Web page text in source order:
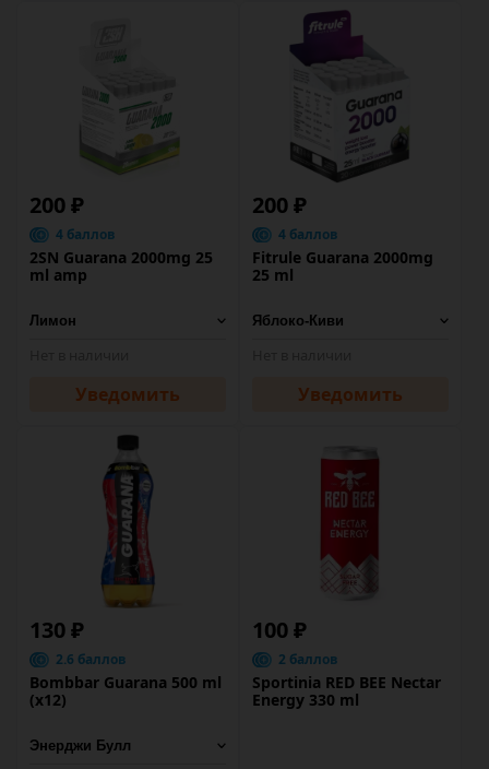
200 ₽
4 баллов
2SN Guarana 2000mg 25
ml amp
Уведомить
200 ₽
4 баллов
Fitrule Guarana 2000mg
25 ml
Уведомить
130 ₽
2.6 баллов
Bombbar Guarana 500 ml
(x12)
100 ₽
2 баллов
Sportinia RED BEE Nectar
Energy 330 ml